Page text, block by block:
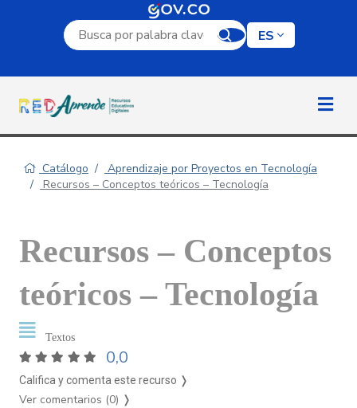
Campo de búsqueda por palabra clave
ES
Catálogo
Aprendizaje por Proyectos en Tecnología
Recursos – Conceptos teóricos – Tecnología
Recursos – Conceptos
teóricos – Tecnología
Textos
0,0
Califica y comenta este recurso ❭
Ver comentarios (0) ❭